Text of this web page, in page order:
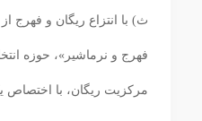
ث) با انتزاع ریگان و فهرج از
فهرج و نرماشیر»، حوزه
مرکزیت ریگان، با اختصاص